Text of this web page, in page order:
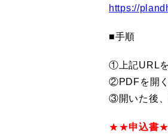
https://
■手順
①上記URL
②PDFを開く
③開いた後
★★申込書